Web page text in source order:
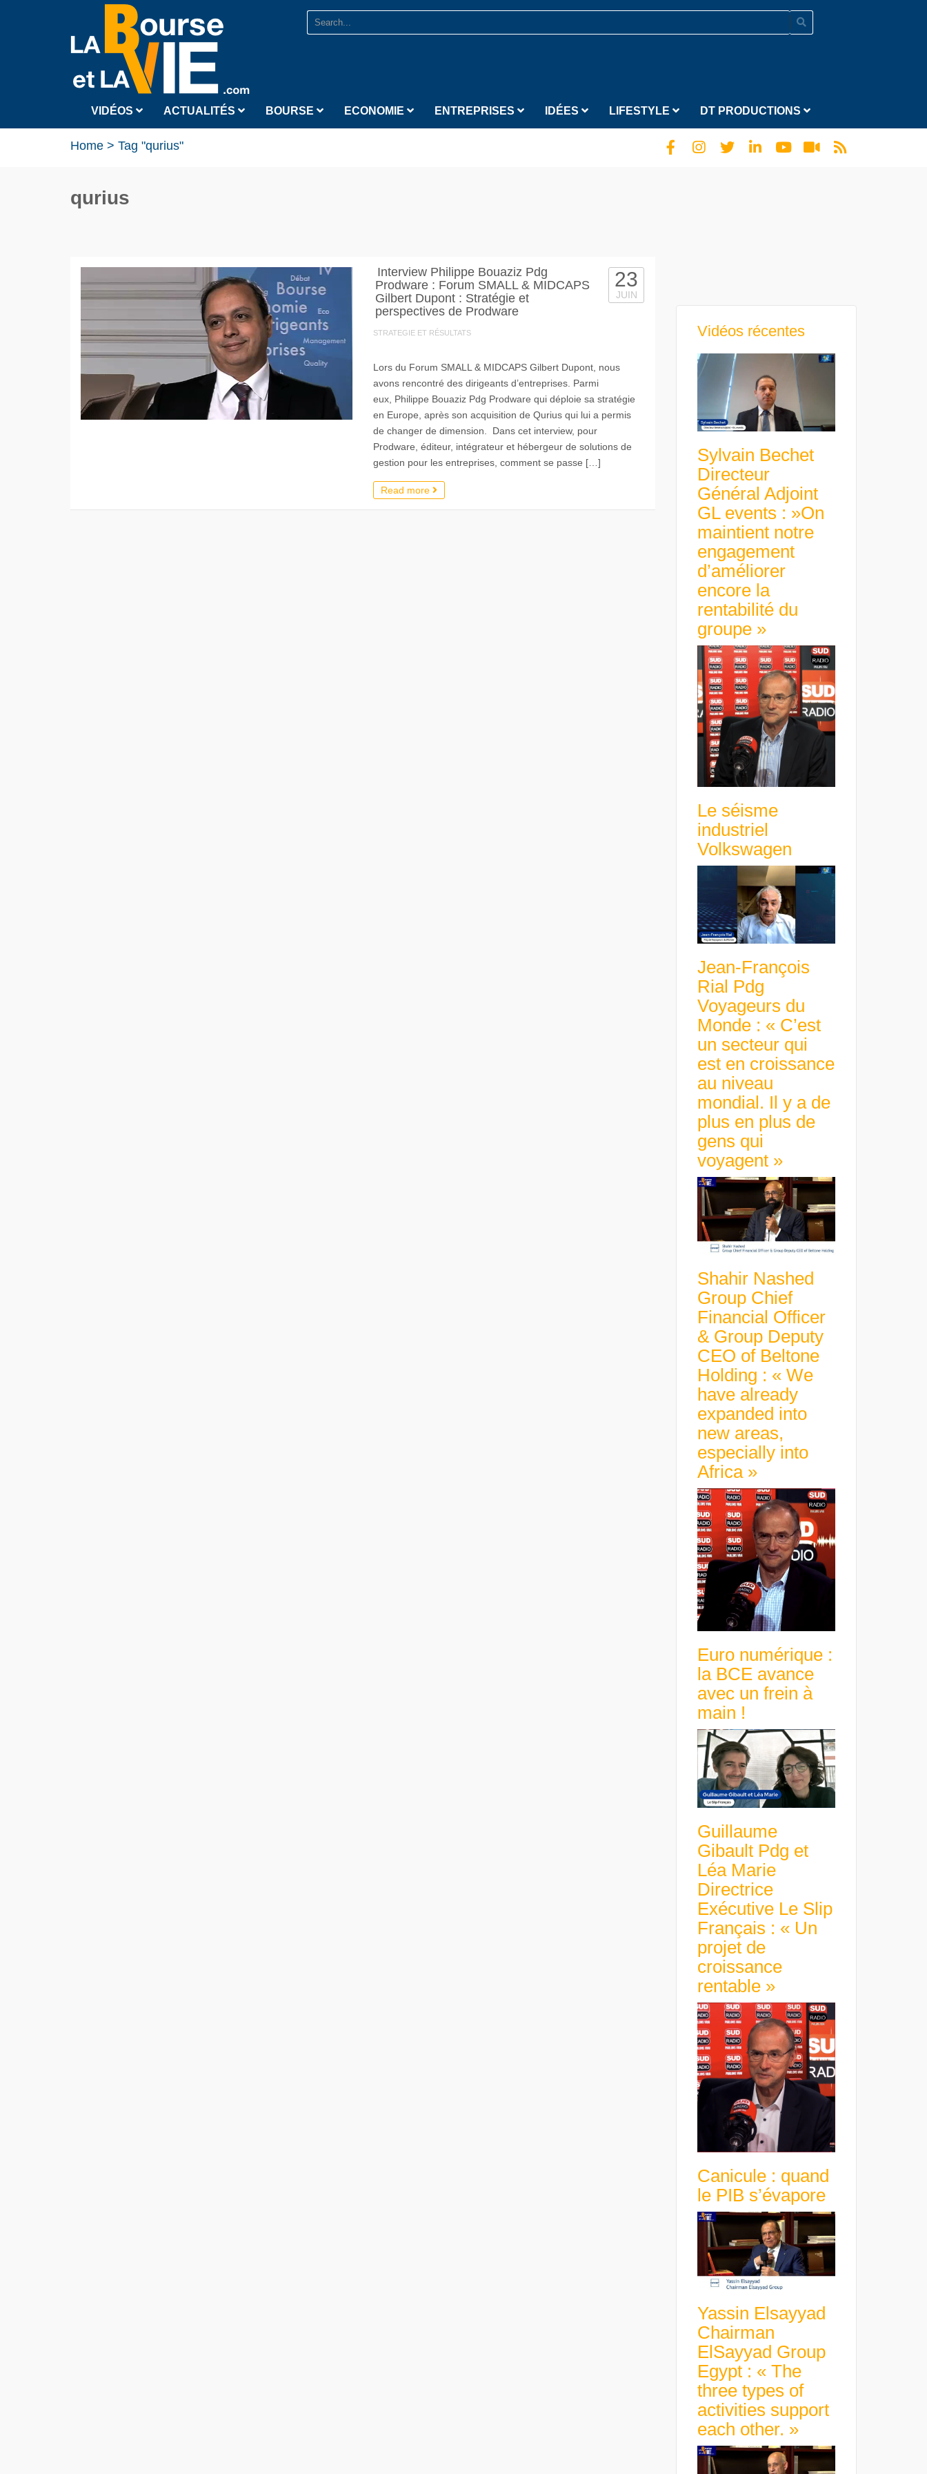
VIDÉOS ACTUALITÉS BOURSE ECONOMIE ENTREPRISES IDÉES LIFESTYLE DT PRODUCTIONS
Home > Tag "qurius"
qurius
Interview Philippe Bouaziz Pdg
Prodware : Forum SMALL & MIDCAPS
Gilbert Dupont : Stratégie et
perspectives de Prodware
STRATEGIE ET RÉSULTATS
23
JUIN
Lors du Forum SMALL & MIDCAPS Gilbert Dupont, nous
avons rencontré des dirigeants d’entreprises. Parmi
eux, Philippe Bouaziz Pdg Prodware qui déploie sa stratégie
en Europe, après son acquisition de Qurius qui lui a permis
de changer de dimension. Dans cet interview, pour
Prodware, éditeur, intégrateur et hébergeur de solutions de
gestion pour les entreprises, comment se passe […]
Read more
Vidéos récentes
Sylvain Bechet
Directeur
Général Adjoint
GL events : »On
maintient notre
engagement
d’améliorer
encore la
rentabilité du
groupe »
Le séisme
industriel
Volkswagen
Jean-François
Rial Pdg
Voyageurs du
Monde : « C’est
un secteur qui
est en croissance
au niveau
mondial. Il y a de
plus en plus de
gens qui
voyagent »
Shahir Nashed
Group Chief
Financial Officer
& Group Deputy
CEO of Beltone
Holding : « We
have already
expanded into
new areas,
especially into
Africa »
Euro numérique :
la BCE avance
avec un frein à
main !
Guillaume
Gibault Pdg et
Léa Marie
Directrice
Exécutive Le Slip
Français : « Un
projet de
croissance
rentable »
Canicule : quand
le PIB s’évapore
Yassin Elsayyad
Chairman
ElSayyad Group
Egypt : « The
three types of
activities support
each other. »